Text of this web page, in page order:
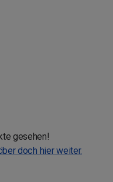
gesehen!
doch hier weiter.